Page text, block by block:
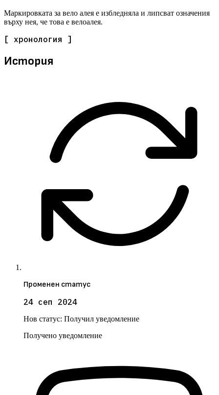
Маркировката за вело алея е избледняла и липсват означения
върху нея, че това е велоалея.
[ хронология ]
История
Променен статус
24 сеп 2024
Нов статус: Получил уведомление
Получено уведомление